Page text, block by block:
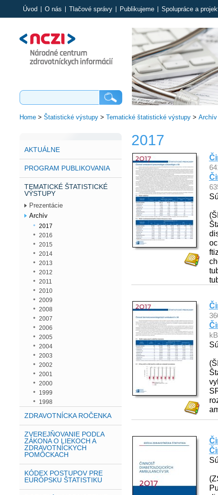
Úvod O nás Tlačové správy Publikujeme Spolupráce a
Home> Štatistické výstupy> Tematické štatistické výstupy> Archív
AKTUÁLNE
PROGRAM PUBLIKOVANIA
TEMATICKÉ ŠTATISTICKÉ
VÝSTUPY
Prezentácie
Archív
2017
2016
2015
2014
2013
2012
2011
2010
2009
2008
2007
2006
2005
2004
2003
2002
2001
2000
1999
1998
ZDRAVOTNÍCKA ROČENKA
ZVEREJŇOVANIE PODĽA
ZÁKONA O LIEKOCH A
ZDRAVOTNÍCKYCH
POMÔCKACH
KÓDEX POSTUPOV PRE
EURÓPSKU ŠTATISTIKU
2017